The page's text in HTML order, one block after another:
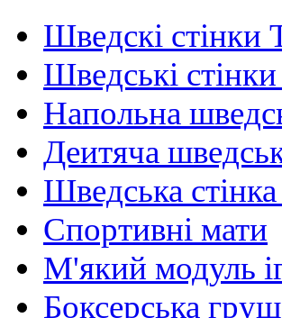
Шведскі
Шведські
Напольна
Деитяча
Шведська
Спортивні мати
М'який модуль
Боксерська